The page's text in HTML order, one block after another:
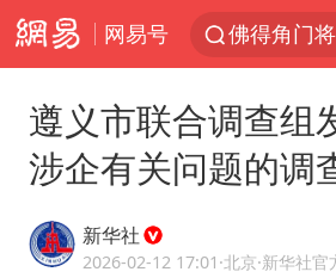
网易号
看守所辅
遵义市联合调查组
涉企有关问题的调
新华社
2026-02-12 17:01 ·北京·新华社官